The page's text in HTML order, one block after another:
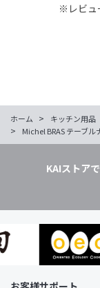
※レビュ
ホーム > キッチン用品
> Michel BRAS テーブル
KAIストアで